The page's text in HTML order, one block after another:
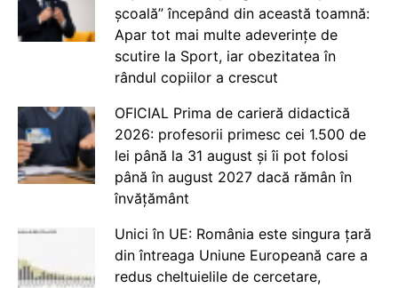
școală” începând din această toamnă:
Apar tot mai multe adeverințe de
scutire la Sport, iar obezitatea în
rândul copiilor a crescut
OFICIAL Prima de carieră didactică
2026: profesorii primesc cei 1.500 de
lei până la 31 august și îi pot folosi
până în august 2027 dacă rămân în
învățământ
Unici în UE: România este singura țară
din întreaga Uniune Europeană care a
redus cheltuielile de cercetare,